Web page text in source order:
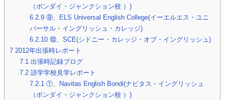
（ボンダイ・ジャンクション校 ）)
6.2.9⑨、ELS Universal English College(イーエルエス・ユニ
バーサル・イングリッシュ・カレッジ)
6.2.10⑩、SCE(シドニー・カレッジ・オブ・イングリッシュ)
7 2012年出張時レポート
7.1 出張時記録ブログ
7.2 語学学校見学レポート
7.2.1①、Navitas English Bondi(ナビタス・イングリッシュ
（ボンダイ・ジャンクション校 ）)